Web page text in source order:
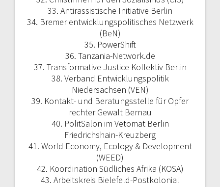
33. Antirassistische Initiative Berlin
34. Bremer entwicklungspolitisches Netzwerk
(BeN)
35. PowerShift
36. Tanzania-Network.de
37. Transformative Justice Kollektiv Berlin
38. Verband Entwicklungspolitik
Niedersachsen (VEN)
39. Kontakt- und Beratungsstelle für Opfer
rechter Gewalt Bernau
40. PolitSalon im Vetomat Berlin
Friedrichshain-Kreuzberg
41. World Economy, Ecology & Development
(WEED)
42. Koordination Südliches Afrika (KOSA)
43. Arbeitskreis Bielefeld-Postkolonial